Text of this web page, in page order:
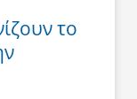
το